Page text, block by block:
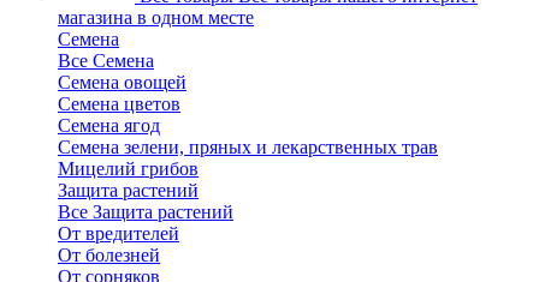
магазина в одном месте
Семена
Все Семена
Семена овощей
Семена цветов
Семена ягод
Семена зелени, пряных и лекарственных трав
Мицелий грибов
Защита растений
Все Защита растений
От вредителей
От болезней
От сорняков